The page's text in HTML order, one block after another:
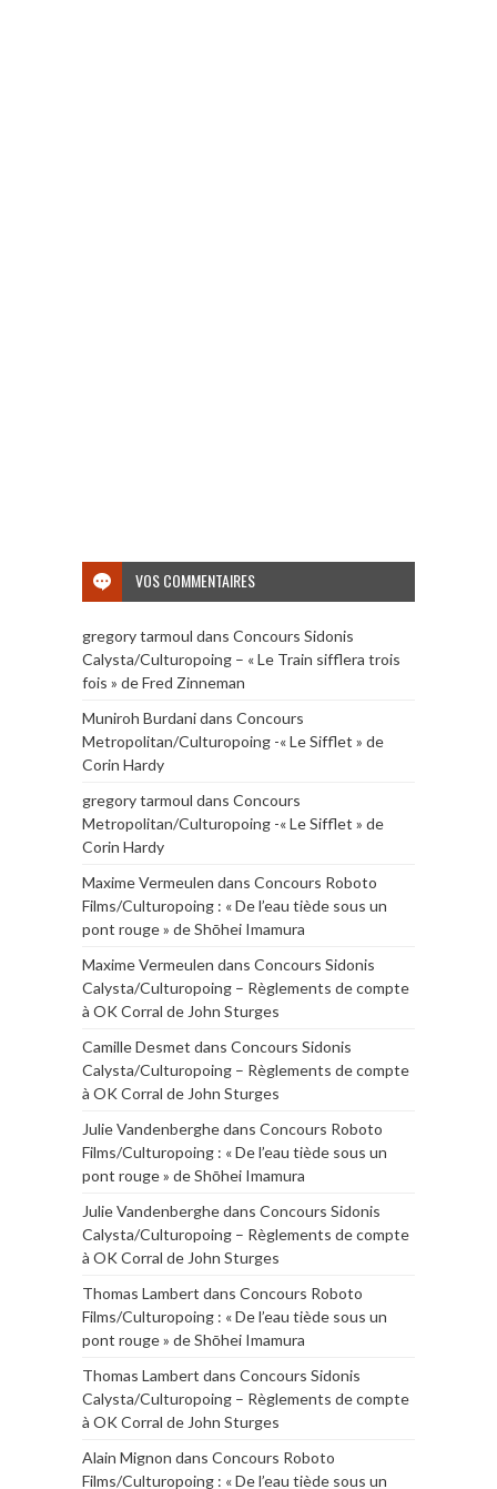
VOS COMMENTAIRES
gregory tarmoul dans Concours Sidonis
Calysta/Culturopoing – « Le Train sifflera trois
fois » de Fred Zinneman
Muniroh Burdanidans Concours
Metropolitan/Culturopoing -« Le Sifflet » de
Corin Hardy
gregory tarmoul dans Concours
Metropolitan/Culturopoing -« Le Sifflet » de
Corin Hardy
Maxime Vermeulen dans Concours Roboto
Films/Culturopoing : « De l’eau tiède sous un
pont rouge » de Shōhei Imamura
Maxime Vermeulen dans Concours Sidonis
Calysta/Culturopoing – Règlements de compte
à OK Corral de John Sturges
Camille Desmet dans Concours Sidonis
Calysta/Culturopoing – Règlements de compte
à OK Corral de John Sturges
Julie Vandenberghedans Concours Roboto
Films/Culturopoing : « De l’eau tiède sous un
pont rouge » de Shōhei Imamura
Julie Vandenberghedans Concours Sidonis
Calysta/Culturopoing – Règlements de compte
à OK Corral de John Sturges
Thomas Lambert dans Concours Roboto
Films/Culturopoing : « De l’eau tiède sous un
pont rouge » de Shōhei Imamura
Thomas Lambert dans Concours Sidonis
Calysta/Culturopoing – Règlements de compte
à OK Corral de John Sturges
Alain Mignon dans Concours Roboto
Films/Culturopoing : « De l’eau tiède sous un